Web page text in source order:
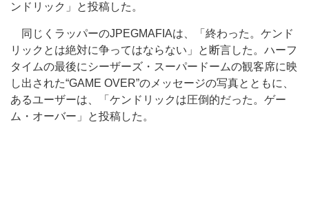
ンドリック」と投稿した。
同じくラッパーのJPEGMAFIAは、「終わった。ケンド
リックとは絶対に争ってはならない」と断言した。ハーフ
タイムの最後にシーザーズ・スーパードームの観客席に映
し出された“GAME OVER”のメッセージの写真とともに、
あるユーザーは、「ケンドリックは圧倒的だった。ゲー
ム・オーバー」と投稿した。